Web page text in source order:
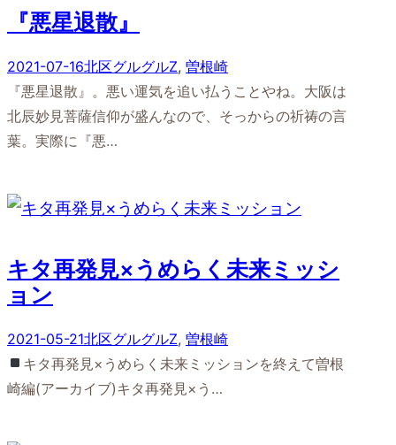
『悪星退散』
2021-07-16北区グルグルZ, 曽根崎
『悪星退散』。悪い運気を追い払うことやね。大阪は
北辰妙見菩薩信仰が盛んなので、そっからの祈祷の言
葉。実際に『悪…
キタ再発見×うめらく未来ミッシ
ョン
2021-05-21北区グルグルZ, 曽根崎
キタ再発見×うめらく未来ミッションを終えて曽根
崎編(アーカイブ)キタ再発見×う…